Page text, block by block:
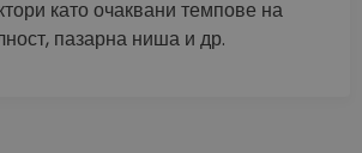
като очаквани темпове на
пазарна ниша и др.